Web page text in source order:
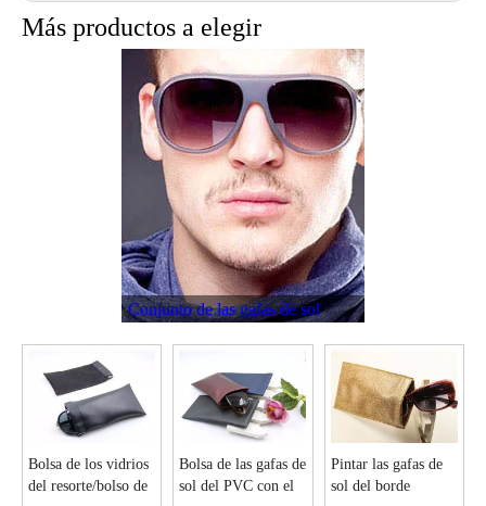
Más productos a elegir
Conjunto de las gafas de sol
Bolsa de los vidrios
del resorte/bolso de
Bolsa de las gafas de
sol del PVC con el
Pintar las gafas de
sol del borde